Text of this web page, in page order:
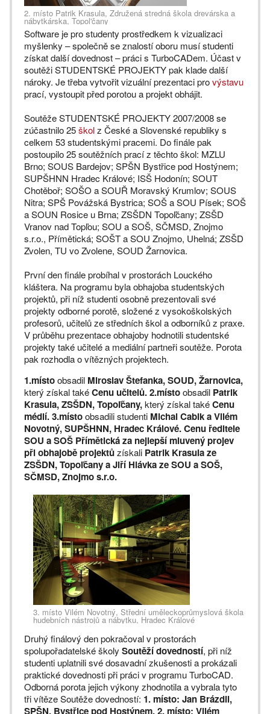
2. místo Patrik Krasula, Združená stredná škola drevárska a
nábytkárska, Topol'čany
Software je pro studenty prostředkem k vizualizaci
myšlenky – společně se znalostí oboru musí studenti
získat další dovednost – práci s TurboCADem. Účast v
soutěži STUDENTSKÉ PROJEKTY pak klade další
nároky. Je třeba vytvořit vizuální prezentaci provýstavu
prací, vystoupit před porotou a projekt obhájit.
Soutěže STUDENTSKÉ PROJEKTY 2007/2008 se
zúčastnilo 25školz České a Slovenské republiky s
celkem 53 studentskými pracemi. Do finále pak
postoupilo 25 soutěžních prací z těchto škol: MZLU
Brno; SOUS Bardejov; SPŠN Bystřice pod Hostýnem;
SUPŠHNN Hradec Králové; ISŠ Hodonín; SOUT
Chotěboř; SOŠO a SOUŘ Moravský Krumlov; SOUS
Nitra; SPŠ Povážská Bystrica; SOŠ a SOU Písek; SOŠ
a SOUN Rosice u Brna; ZSŠDN Topoľčany; ZSŠD
Vranov nad Topľou; SOU a SOŠ, SČMSD, Znojmo
s.r.o., Přímětická; SOŠT a SOU Znojmo, Uhelná; ZSŠD
Zvolen, TU vo Zvolene, SOUD Žarnovica.
První den finále probíhal v prostorách Louckého
kláštera. Na programu byla obhajoba studentských
projektů, při níž studenti osobně prezentovali své
projekty odborné porotě, složené z vysokoškolských
profesorů, učitelů ze středních škol a odborníků z praxe.
V průběhu prezentace obhajoby hodnotili studentské
projekty také učitelé a mediální partneři soutěže. Porota
pak rozhodla o vítězných projektech.
1.místoobsadil Miroslav Štefanka, SOUD, Žarnovica,
který získal takéCenu učitelů. 2.místoobsadil Patrik
Krasula, ZSŠDN, Topoľčany,který získal takéCenu
médií. 3.místoobsadili studenti Michal Cablk a Vilém
Novotný, SUPŠHNN, Hradec Králové. Cenu ředitele
SOU a SOŠ Přímětická za nejlepší mluvený projev
při obhajobě projektůzískali Patrik Krasula ze
ZSŠDN, Topoľčany a Jiří Hlávka ze SOU a SOŠ,
SČMSD, Znojmo s.r.o.
3. místo Vilém Novotný, Střední uměleckoprůmyslová škola
hudebních nástrojů a nábytku, Hradec Králové
Druhý finálový den pokračoval v prostorách
spolupořadatelské školy Soutěží dovedností, při níž
studenti uplatnili své dosavadní zkušenosti a prokázali
praktické dovednosti při práci v programu TurboCAD.
Odborná porota jejich výkony zhodnotila a vybrala tyto
tři vítěze Soutěže dovedností: 1. místo: Jan Brázdil,
SPŠN, Bystřice pod Hostýnem. 2. místo: Vilém